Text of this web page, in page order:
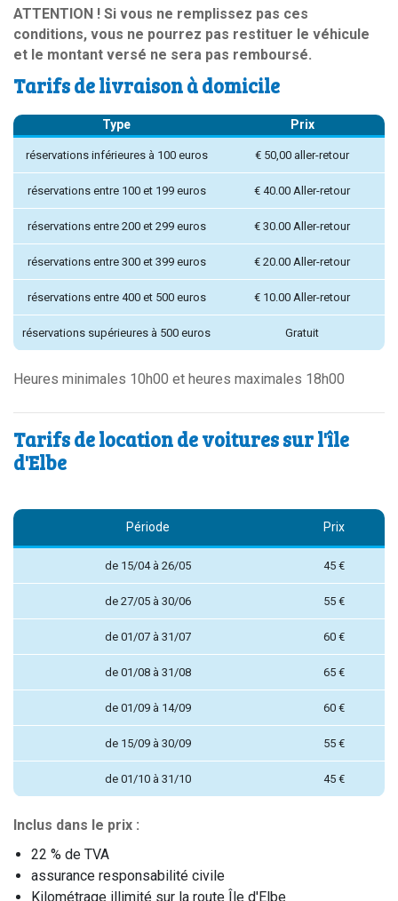
ATTENTION ! Si vous ne remplissez pas ces
conditions, vous ne pourrez pas restituer le véhicule
et le montant versé ne sera pas remboursé.
Tarifs de livraison à domicile
Type Prix
réservations inférieures à 100 euros € 50,00 aller-retour
réservations entre 100 et 199 euros € 40.00 Aller-retour
réservations entre 200 et 299 euros € 30.00 Aller-retour
réservations entre 300 et 399 euros € 20.00 Aller-retour
réservations entre 400 et 500 euros € 10.00 Aller-retour
réservations supérieures à 500 euros Gratuit
Heures minimales 10h00 et heures maximales 18h00
Tarifs de location de voitures sur l'île
d'Elbe
Période Prix
de 15/04 à 26/05 45 €
de 27/05 à 30/06 55 €
de 01/07 à 31/07 60 €
de 01/08 à 31/08 65 €
de 01/09 à 14/09 60 €
de 15/09 à 30/09 55 €
de 01/10 à 31/10 45 €
Inclus dans le prix :
22 % de TVA
assurance responsabilité civile
Kilométrage illimité sur la route Île d'Elbe